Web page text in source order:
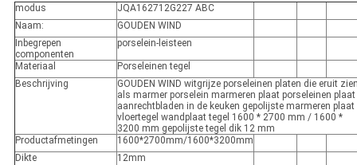
modus
JQA162712G227 ABC
Naam:
GOUDEN WIND
Inbegrepen
componenten
porselein-leisteen
Materiaal
Porseleinen tegel
Beschrijving
GOUDEN WIND witgrijze porseleinen platen die eruit
als marmer porselein marmeren plaat porseleinen plaat
aanrechtbladen in de keuken gepolijste marmeren plaat
vloertegel wandplaat tegel 1600 * 2700 mm / 1600 *
3200 mm gepolijste tegel dik 12 mm
Productafmetingen
1600*2700mm/1600*3200mm
Dikte
12mm